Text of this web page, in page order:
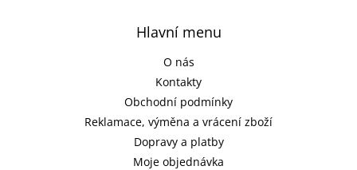
Hlavní menu
O nás
Kontakty
Obchodní podmínky
Reklamace, výměna a vrácení zboží
Dopravy a platby
Moje objednávka